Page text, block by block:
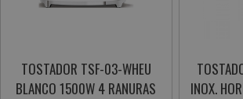
TOSTADOR TSF-03-WHEU
BLANCO 1500W 4 RANURAS
INOX.